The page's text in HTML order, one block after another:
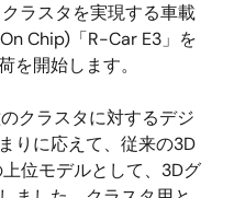
ラスタを実現する車載
Chip)「R-Car E3」を
を開始します。
クラスタに対するデジ
りに応えて、従来の3D
位モデルとして、3Dグ